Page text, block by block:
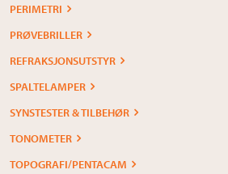
PERIMETRI
PRØVEBRILLER
REFRAKSJONSUTSTYR
SPALTELAMPER
SYNSTESTER & TILBEHØR
TONOMETER
TOPOGRAFI/PENTACAM